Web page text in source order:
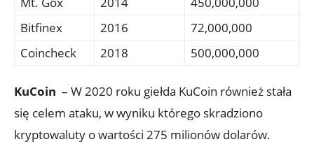
Bitfinex
2016
72,000,000
Coincheck
2018 500,000,000
KuCoin ⁣ – W 2020 roku giełda KuCoin również stała
się celem ataku, w ⁣wyniku którego skradziono⁣
kryptowaluty ‌o wartości 275 milionów dolarów.